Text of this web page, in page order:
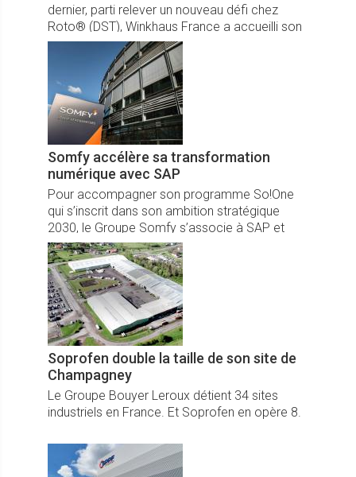
dernier, parti relever un nouveau défi chez
Roto® (DST), Winkhaus France a accueilli son
digne successeur Alexandre Kapinos, ainsi
nommé président de Winkhaus France.
Somfy accélère sa transformation
numérique avec SAP
Pour accompagner son programme So!One
qui s’inscrit dans son ambition stratégique
2030, le Groupe Somfy s’associe à SAP et
VISEO, visant à standardiser ses solutions et
digitaliser les processus métiers.
Soprofen double la taille de son site de
Champagney
Le Groupe Bouyer Leroux détient 34 sites
industriels en France. Et Soprofen en opère 8.